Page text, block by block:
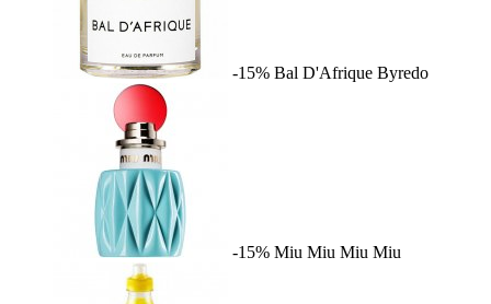
-15% Bal D'Afrique Byredo
-15% Miu Miu Miu Miu